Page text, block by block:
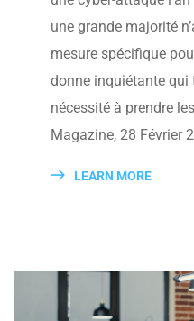
une grande majorité
mesure spécifique
donne inquiétante qui
nécessité à prendre
Magazine, 28 Février
LEARN MORE